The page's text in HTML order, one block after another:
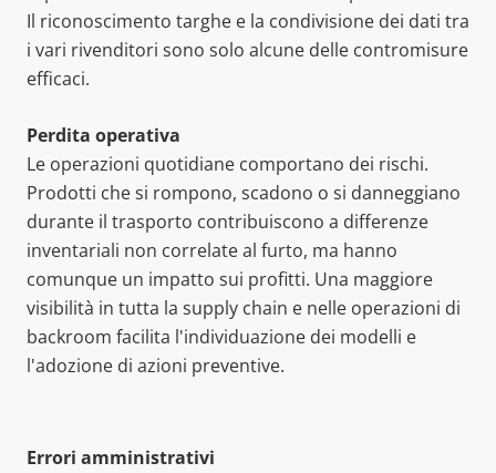
Il riconoscimento targhe e la condivisione dei dati tra
i vari rivenditori sono solo alcune delle contromisure
efficaci.
Perdita operativa
Le operazioni quotidiane comportano dei rischi.
Prodotti che si rompono, scadono o si danneggiano
durante il trasporto contribuiscono a differenze
inventariali non correlate al furto, ma hanno
comunque un impatto sui profitti. Una maggiore
visibilità in tutta la supply chain e nelle operazioni di
backroom facilita l'individuazione dei modelli e
l'adozione di azioni preventive.
Errori amministrativi